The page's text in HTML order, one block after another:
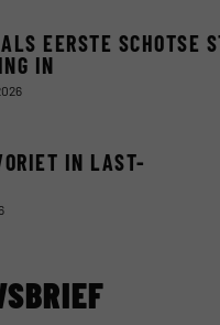
EERSTE SCHOTSE
IN
IN LAST-